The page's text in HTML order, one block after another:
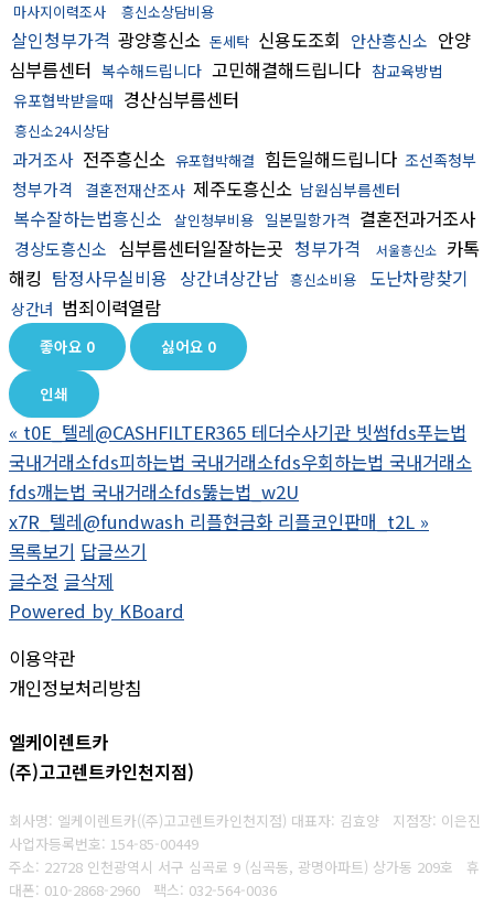
마사지이력조사 흥신소상담비용
살인청부가격 광양흥신소 돈세탁 신용도조회 안산흥신소 안양
심부름센터 복수해드립니다 고민해결해드립니다 참교육방법
유포협박받을때 경산심부름센터
흥신소24시상담
과거조사 전주흥신소 유포협박해결 힘든일해드립니다 조선족청부
청부가격 결혼전재산조사 제주도흥신소 남원심부름센터
복수잘하는법흥신소 살인청부비용 일본밀항가격 결혼전과거조사
경상도흥신소 심부름센터일잘하는곳 청부가격 서울흥신소 카톡
해킹 탐정사무실비용 상간녀상간남 흥신소비용 도난차량찾기
상간녀 범죄이력열람
좋아요 0 싫어요 0
인쇄
« t0E_텔레@CASHFILTER365 테더수사기관 빗썸fds푸는법
국내거래소fds피하는법 국내거래소fds우회하는법 국내거래소
fds깨는법 국내거래소fds뚫는법_w2U
x7R_텔레@fundwash 리플현금화 리플코인판매_t2L »
목록보기 답글쓰기
글수정 글삭제
Powered by KBoard
이용약관
개인정보처리방침
엘케이렌트카
(주)고고렌트카인천지점)
회사명: 엘케이렌트카((주)고고렌트카인천지점) 대표자: 김효양 지점장: 이은진
사업자등록번호: 154-85-00449
주소: 22728 인천광역시 서구 심곡로 9 (심곡동, 광명아파트) 상가동 209호 휴
대폰: 010-2868-2960 팩스: 032-564-0036